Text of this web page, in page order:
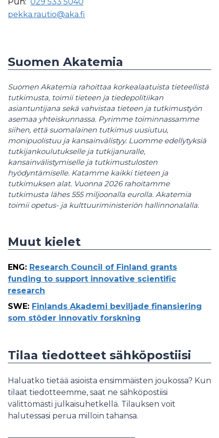
Puh: 029 533 5040
pekka.rautio@aka.fi
Suomen Akatemia
Suomen Akatemia rahoittaa korkealaatuista tieteellistä
tutkimusta, toimii tieteen ja tiedepolitiikan
asiantuntijana sekä vahvistaa tieteen ja tutkimustyön
asemaa yhteiskunnassa. Pyrimme toiminnassamme
siihen, että suomalainen tutkimus uusiutuu,
monipuolistuu ja kansainvälistyy. Luomme edellytyksiä
tutkijankoulutukselle ja tutkijanuralle,
kansainvälistymiselle ja tutkimustulosten
hyödyntämiselle. Katamme kaikki tieteen ja
tutkimuksen alat. Vuonna 2026 rahoitamme
tutkimusta lähes 555 miljoonalla eurolla. Akatemia
toimii opetus- ja kulttuuriministeriön hallinnonalalla.
Muut kielet
ENG: Research Council of Finland grants
funding to support innovative scientific
research
SWE: Finlands Akademi beviljade finansiering
som stöder innovativ forskning
Tilaa tiedotteet sähköpostiisi
Haluatko tietää asioista ensimmäisten joukossa? Kun
tilaat tiedotteemme, saat ne sähköpostiisi
välittömästi julkaisuhetkellä. Tilauksen voit
halutessasi perua milloin tahansa.